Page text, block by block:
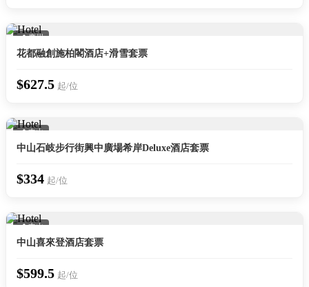
📍 廣州
花都融創施柏閣酒店+滑雪套票
$627.5 起/位
📍 中山
中山石岐步行街興中廣場希岸Deluxe酒店套票
$334 起/位
📍 中山
中山喜來登酒店套票
$599.5 起/位